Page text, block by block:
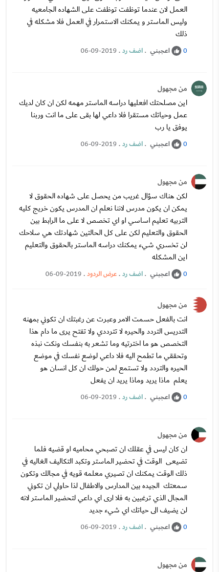
العمل لان عندما توظفت توظفت على الشهاده الجامعيه
وليس الماستر و يمكنك الاستمرار في العمل فلا مشكله في
ذلك
0 اعجبني .اضف رد.
06-09-2019
من مجهول
اين مصلحتك افعليها دراسه الماستر مهمه لكن ان كان لديك
عمل وحياتك مستقرا فلا داعي لها بقى على ما انت وربنا
يوفق يا رب
0 اعجبني .اضف رد.
06-09-2019
من مجهول
لكن هناك سؤال غريب من يحصل على شهاده الحقوق لا
يمكن ان يكون مدرس لاننا نعلم ان المدرس يكون خريج كليه
التربيه تعليم اساسي او اي تخصص لا على ما الرابط بين
الحقوق والتعليم لكن على كل الحالتين شهادتك هي سلاحك
لن تخسري شيء يمكنك دراسه الماستر بالحقوق والتعليم
اين المشكله
0 اعجبني .اضف رد.عرض الردود.
06-09-2019
من مجهول
انت بالفعل حسمت الامر وعبرت عن رغبتك ان تكوني بمهنه
التدريس التردد والحيره لا تترددي ولا تفتح يرى ما دام هذا
التخصص هو ما اخترتيه وما تشعر به بنفسك ونكت نبذه
وتحققي ما تطمح اليه فلا داعي لوضع نفسك في موضع
الحيره والتردد ولا تستمع لمن حولك ان كل انسان هو
يعلم ماذا يريد وماذا يريد ان يفعل
0 اعجبني .اضف رد.
06-09-2019
من مجهول
ان كان ليس في عقلك ان تصبحي محاميه او قضيه فلما
تضيعى الوقت في تحضير الماستر وتكبد التكاليف الغاليه في
ذلك الوقت يمكنك ان تصيري معلمه قويه في مجالك وتكون
سمعتك الجيده بين المدارس والاطفال لذا حاولي ان تكوني
المجال الذي ترغبين به فلا ارى اي داعي لتحضير الماستر لانه
لن يضيف الى حياتك اي شيء جديد
0 اعجبني .اضف رد.
06-09-2019
من مجهول